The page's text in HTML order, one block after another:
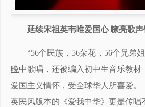
延续宋祖英韦唯爱国心 嘹亮歌
“56个民族，56朵花，56个兄
晚中歌唱，还被编入初中生音乐教材
爱国主义情怀，受全球华人所喜爱
英民风版本的《爱我中华》更是传